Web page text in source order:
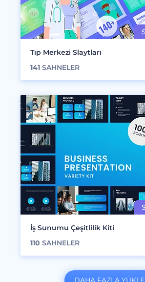
Tıp Merkezi Slaytları
141 SAHNELER
İş Sunumu Çeşitlilik Kiti
110 SAHNELER
DAHA FAZLA YÜKLE